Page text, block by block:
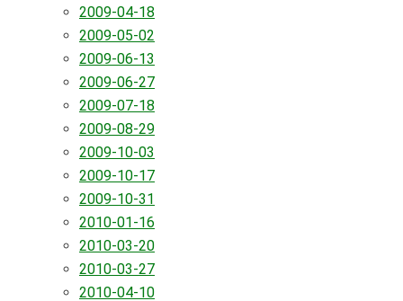
2009-04-18
2009-05-02
2009-06-13
2009-06-27
2009-07-18
2009-08-29
2009-10-03
2009-10-17
2009-10-31
2010-01-16
2010-03-20
2010-03-27
2010-04-10